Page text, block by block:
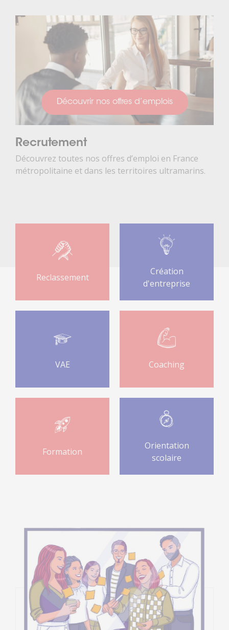
Découvrir nos offres d’emplois
Recrutement
Découvrez toutes nos offres d’emploi en France
métropolitaine et dans les territoires ultramarins.
Reclassement
Création
d'entreprise
VAE Coaching
Formation
Orientation
scolaire